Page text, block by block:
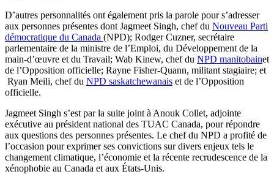
D’autres personnalités ont également pris la parole pour s’adresser
aux personnes présentes dont Jagmeet Singh, chef du Nouveau Parti
démocratique du Canada (NPD); Rodger Cuzner, secrétaire
parlementaire de la ministre de l’Emploi, du Développement de la
main-d’œuvre et du Travail; Wab Kinew, chef du NPD manitobainet
de l’Opposition officielle; Rayne Fisher-Quann, militant stagiaire; et
Ryan Meili, chef du NPD saskatchewanais et de l’Opposition
officielle.
Jagmeet Singh s’est par la suite joint à Anouk Collet, adjointe
exécutive au président national des TUAC Canada, pour répondre
aux questions des personnes présentes. Le chef du NPD a profité de
l’occasion pour exprimer ses convictions sur divers enjeux tels le
changement climatique, l’économie et la récente recrudescence de la
xénophobie au Canada et aux États-Unis.